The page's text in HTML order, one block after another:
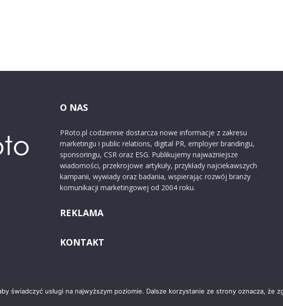
O NAS
PRoto.pl codziennie dostarcza nowe informacje z zakresu
marketingu i public relations, digital PR, employer brandingu,
sponsoringu, CSR oraz ESG. Publikujemy najważniejsze
wiadomości, przekrojowe artykuły, przykłady najciekawszych
kampanii, wywiady oraz badania, wspierając rozwój branży
komunikacji marketingowej od 2004 roku.
REKLAMA
KONTAKT
O nas Reklama
świadczyć usługi na najwyższym poziomie. Dalsze korzystanie ze strony oznacza, że